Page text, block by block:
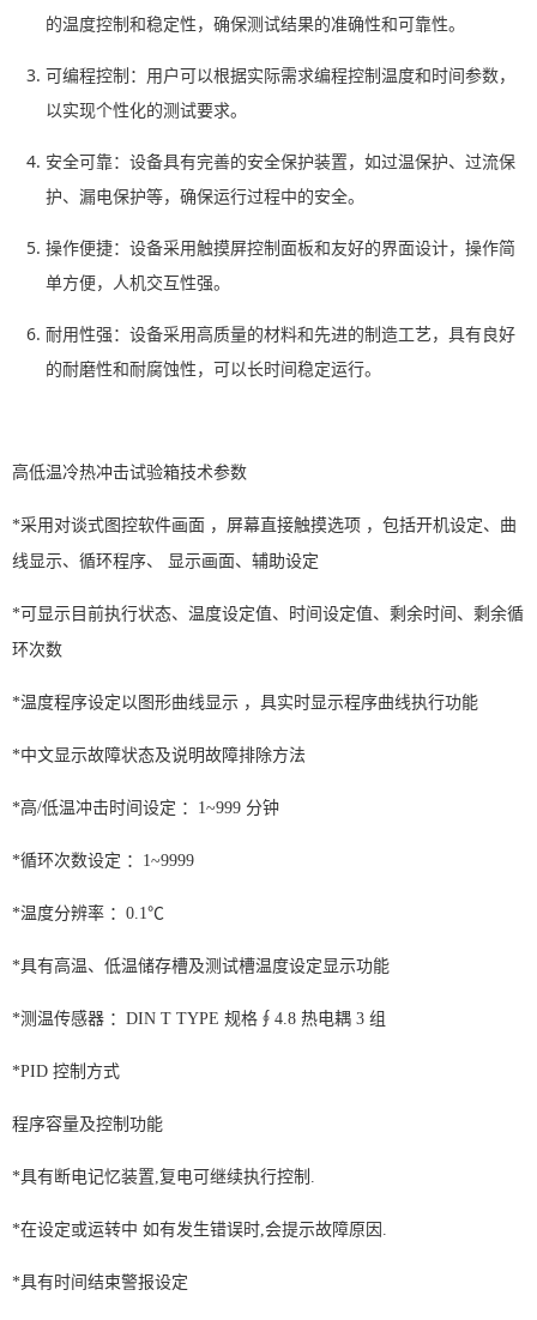
的温度控制和稳定性，确保测试结果的准确性和可靠性。
可编程控制：用户可以根据实际需求编程控制温度和时间参数，
以实现个性化的测试要求。
安全可靠：设备具有完善的安全保护装置，如过温保护、过流保
护、漏电保护等，确保运行过程中的安全。
操作便捷：设备采用触摸屏控制面板和友好的界面设计，操作简
单方便，人机交互性强。
耐用性强：设备采用高质量的材料和先进的制造工艺，具有良好
的耐磨性和耐腐蚀性，可以长时间稳定运行。
高低温冷热冲击试验箱技术参数
*采用对谈式图控软件画面 ，屏幕直接触摸选项 ，包括开机设定、曲
线显示、循环程序、 显示画面、辅助设定
*可显示目前执行状态、温度设定值、时间设定值、剩余时间、剩余循
环次数
*温度程序设定以图形曲线显示 ，具实时显示程序曲线执行功能
*中文显示故障状态及说明故障排除方法
*高/低温冲击时间设定 ：1~999 分钟
*循环次数设定 ：1~9999
*温度分辨率 ：0.1℃
*具有高温、低温储存槽及测试槽温度设定显示功能
*测温传感器 ：DIN T TYPE 规格∮4.8 热电耦 3 组
*PID 控制方式
程序容量及控制功能
*具有断电记忆装置,复电可继续执行控制.
*在设定或运转中 如有发生错误时,会提示故障原因.
*具有时间结束警报设定